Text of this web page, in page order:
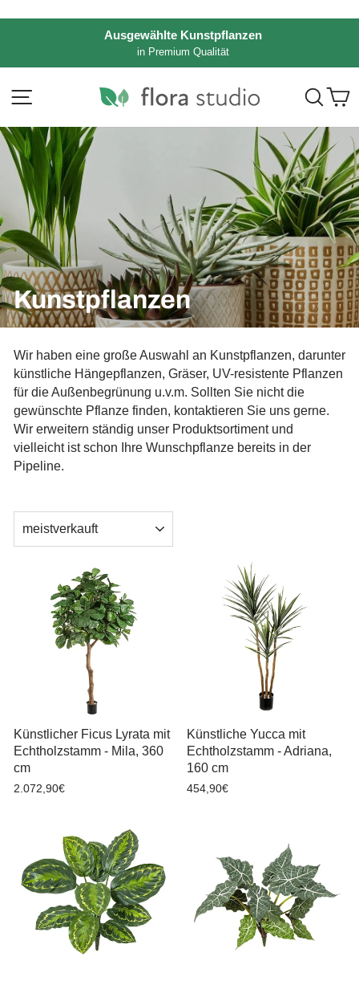
Pause
Diashow
Ausgewählte Kunstpflanzen
in Premium Qualität
Seitennavigation
Kunstpflanzen
Wir haben eine große Auswahl an Kunstpflanzen, darunter
künstliche Hängepflanzen, Gräser, UV-resistente Pflanzen
für die Außenbegrünung u.v.m. Sollten Sie nicht die
gewünschte Pflanze finden, kontaktieren Sie uns gerne.
Wir erweitern ständig unser Produktsortiment und
vielleicht ist schon Ihre Wunschpflanze bereits in der
Pipeline.
Künstlicher Ficus Lyrata mit
Echtholzstamm - Mila, 360
cm
2.072,90€
Künstliche Yucca mit
Echtholzstamm - Adriana,
160 cm
454,90€